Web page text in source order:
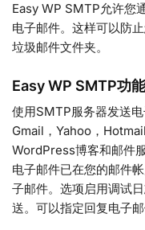
Easy WP SMTP允许您
电子邮件。这样可以防
垃圾邮件文件夹。
Easy WP SMTP功能
使用SMTP服务器发送
Gmail，Yahoo，
WordPress博客和邮件
电子邮件已在您的邮件
子邮件。选项启用调试
送。可以指定回复电子邮